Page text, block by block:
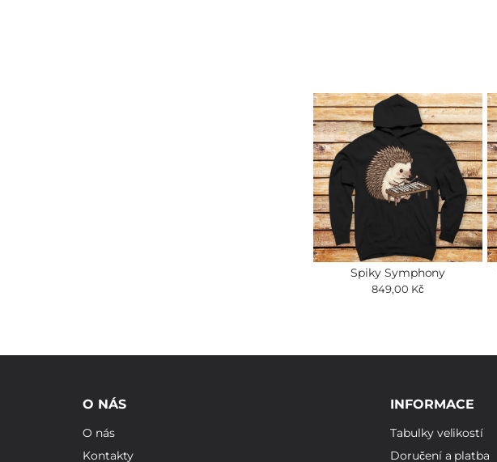
Spiky Symphony
849,00 Kč
O NÁS
O nás
Kontakty
INFORMACE
Tabulky velikostí
Doručení a platba